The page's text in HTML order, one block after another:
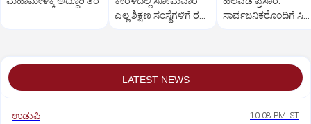
ಎಲ್ಲ ಶಿಕ್ಷಣ ಸಂಸ್ಥೆಗಳಿಗೆ ರಜೆ
ಸಾರ್ವಜನಿಕರೊಂದಿಗೆ
LATEST NEWS
ಉಡುಪಿ 10:08 PM IST